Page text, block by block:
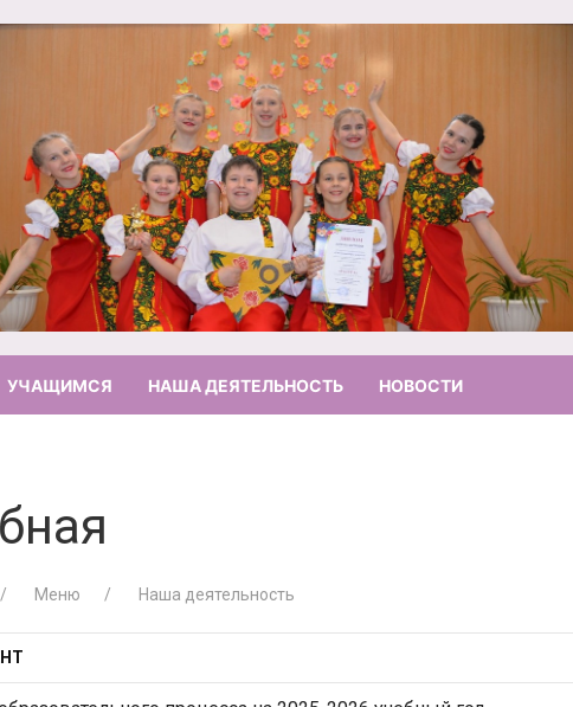
УЧАЩИМСЯ НАША ДЕЯТЕЛЬНОСТЬ НОВОСТИ
Меню Наша деятельность